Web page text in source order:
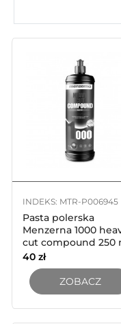
INDEKS: MTR-P006945
Pasta polerska
Menzerna 1000
cut compound 250
40 zł
ZOBACZ